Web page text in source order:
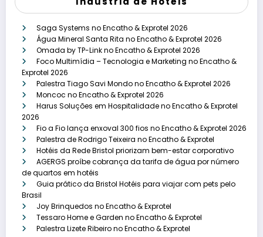
Saga Systems no Encatho & Exprotel 2026
Água Mineral Santa Rita no Encatho & Exprotel 2026
Omada by TP-Link no Encatho & Exprotel 2026
Foco Multimídia – Tecnologia e Marketing no Encatho &
Exprotel 2026
Palestra Tiago Savi Mondo no Encatho & Exprotel 2026
Moncoc no Encatho & Exprotel 2026
Harus Soluções em Hospitalidade no Encatho & Exprotel
2026
Fio a Fio lança enxoval 300 fios no Encatho & Exprotel 2026
Palestra de Rodrigo Teixeira no Encatho & Exprotel
Hotéis da Rede Bristol priorizam bem-estar corporativo
AGERGS proíbe cobrança da tarifa de água por número
de quartos em hotéis
Guia prático da Bristol Hotéis para viajar com pets pelo
Brasil
Joy Brinquedos no Encatho & Exprotel
Tessaro Home e Garden no Encatho & Exprotel
Palestra Lizete Ribeiro no Encatho & Exprotel